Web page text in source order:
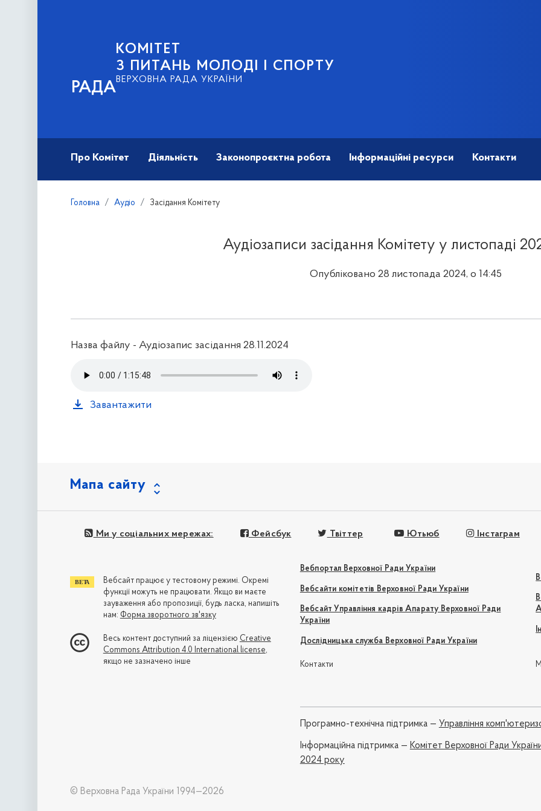
РАДА
КОМІТЕТ
З ПИТАНЬ МОЛОДІ І СПОРТУ
ВЕРХОВНА РАДА УКРАЇНИ
Про Комітет Діяльність Законопроєктна робота Інформаційні ресурси Контакти
Головна Аудіо Засідання Комітету
Аудіозаписи засідання Комітету у листопаді
Опубліковано 28 листопада 2024, о 14:45
Назва файлу - Аудіозапис засідання 28.11.2024
Завантажити
Мапа сайту
Ми у соціальних мережах: Фейсбук Твіттер Ютьюб Інстаграм
Вебпортал Верховної Ради України
Вебсайти комітетів Верховної Ради України
Вебсайт Управління кадрів Апарату Верховної Ради
України
Дослідницька служба Верховної Ради України
Контакти
Програмно-технічна підтримка — Управління
Iнформаційна підтримка — Комітет Верховної Ради
2024 року
Вебсайт працює у тестовому режимі. Окремі
функції можуть не працювати. Якщо ви маєте
зауваження або пропозиції, будь ласка, напишіть
нам: Форма зворотного зв'язку
Весь контент доступний за ліцензією Creative
Commons Attribution 4.0 International license,
якщо не зазначено інше
© Верховна Рада України 1994—2026